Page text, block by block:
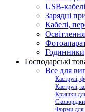
USB-кабелі
Зарядні
Кабелі,
Освітлення
Годинники
Господарські
Все для
Каструлі,
Каструлі,
Кришки для
Форми для